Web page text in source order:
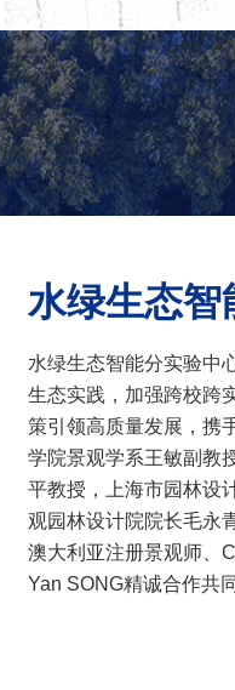
助建筑学、城乡规划学、
相关学科中与高密度人居
能教育部重点实验室研究
用背景明确、具有学术和
的基础研究、应用基础研
入选资助校外开放课题10
资助额度3万元，执行期2
月1日至2027年11月30日
共空间出行疗愈机制研究
轮驱动高层住宅建筑室内
研究320250103天津大学
高密度城区三甲医院更新
置研究420250104武汉大
密度城市视觉环境对行人
响机制研究520250105复
博士后基于视网膜对比度
环境优化与近视防控研究
都师范大学张雪讲师时空
水绿生态智
水绿生态智能分实验中
生态实践，加强跨校跨
策引领高质量发展，携
学院景观学系王敏副教
平教授，上海市园林设
观园林设计院院长毛永
澳大利亚注册景观师、
Yan SONG精诚合作共